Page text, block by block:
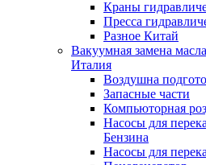
Краны
Пресса
Разное Китай
Вакуумная замена
Италия
Воздушна
Запасные части
Компьюторная
Насосы для
Бензина
Насосы для